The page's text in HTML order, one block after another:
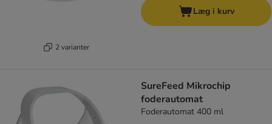
2 varianter
Læg i kurv
SureFeed Mikrochip
foderautomat
Foderautomat 400 ml